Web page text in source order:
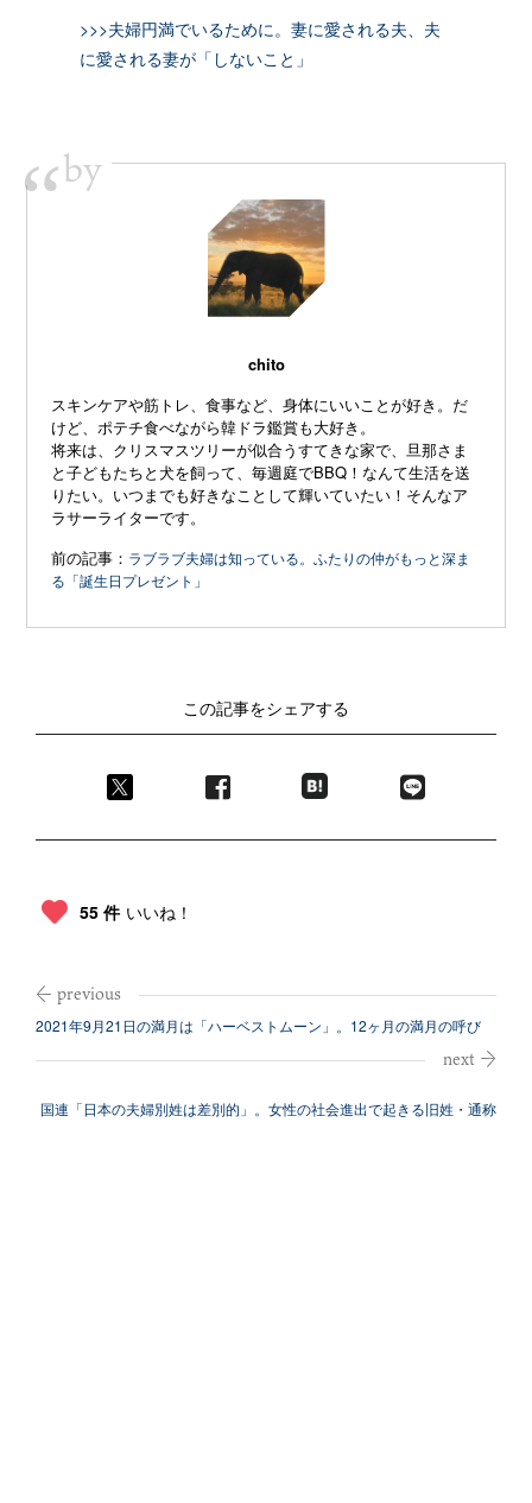
>>>夫婦円満でいるために。妻に愛される夫、夫
に愛される妻が「しないこと」
“by
chito
スキンケアや筋トレ、食事など、身体にいいことが好き。だ
けど、ポテチ食べながら韓ドラ鑑賞も大好き。
将来は、クリスマスツリーが似合うすてきな家で、 旦那さま
と子どもたちと犬を飼って、毎週庭でBBQ！なんて生活を送
りたい。いつまでも好きなことして輝いていたい！そんなア
ラサーライターです。
前の記事： ラブラブ夫婦は知っている。ふたりの仲がもっと深ま
る「誕生日プレゼント」
この記事をシェアする
55 件 いいね！
2021年9月21日の満月は「ハーベストムーン」。12ヶ月の満月の呼び
国連「日本の夫婦別姓は差別的」。女性の社会進出で起きる旧姓・通称